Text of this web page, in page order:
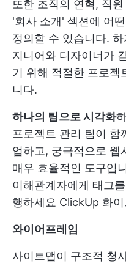
또한 조직의 연혁, 직
'회사 소개' 섹션에 어
정의할 수 있습니다.
지니어와 디자이너가
기 위해 적절한 프로젝
니다.
하나의 팀으로 시각화
프로젝트 관리 팀이 함
업하고, 궁극적으로 웹
매우 효율적인 도구입
이해관계자에게 태그
행하세요 ClickUp 화
와이어프레임
사이트맵이 구조적 청